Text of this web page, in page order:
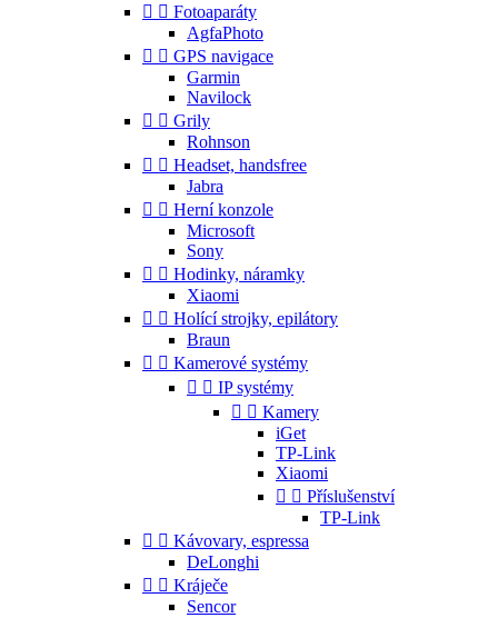
  Fotoaparáty
AgfaPhoto
  GPS navigace
Garmin
Navilock
  Grily
Rohnson
  Headset, handsfree
Jabra
  Herní konzole
Microsoft
Sony
  Hodinky, náramky
Xiaomi
  Holící strojky, epilátory
Braun
  Kamerové systémy
  IP systémy
  Kamery
iGet
TP-Link
Xiaomi
  Příslušenství
TP-Link
  Kávovary, espressa
DeLonghi
  Kráječe
Sencor